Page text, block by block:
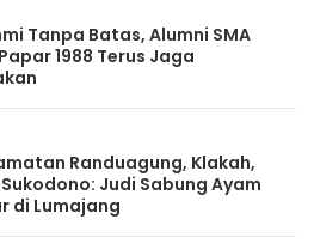
Tanpa Batas, Alumni SMA
1988 Terus Jaga
Randuagung, Klakah,
Judi Sabung Ayam
di Lumajang